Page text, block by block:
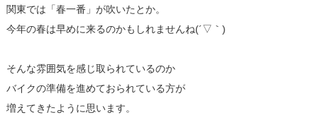
関東では「春一番」が吹いたとか。
今年の春は早めに来るのかもしれませんね(´▽｀)
そんな雰囲気を感じ取られているのか
バイクの準備を進めておられている方が
増えてきたように思います。